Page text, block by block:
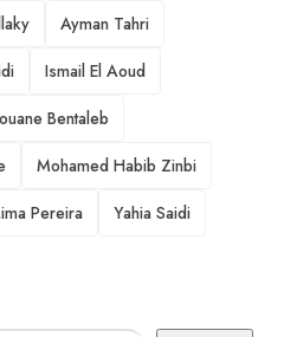
Ayman Tahri
Ismail El Aoud
Bentaleb
Mohamed Habib Zinbi
Pereira Yahia Saidi